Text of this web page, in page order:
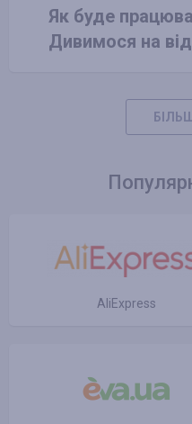
Як буде
Дивимося на
AliExpress